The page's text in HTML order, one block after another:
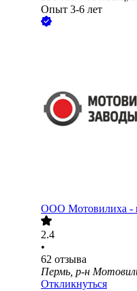
Опыт 3-6 лет
ООО Мотовилиха -
2.4
•
62 отзыва
Пермь, р-н
Откликнуться